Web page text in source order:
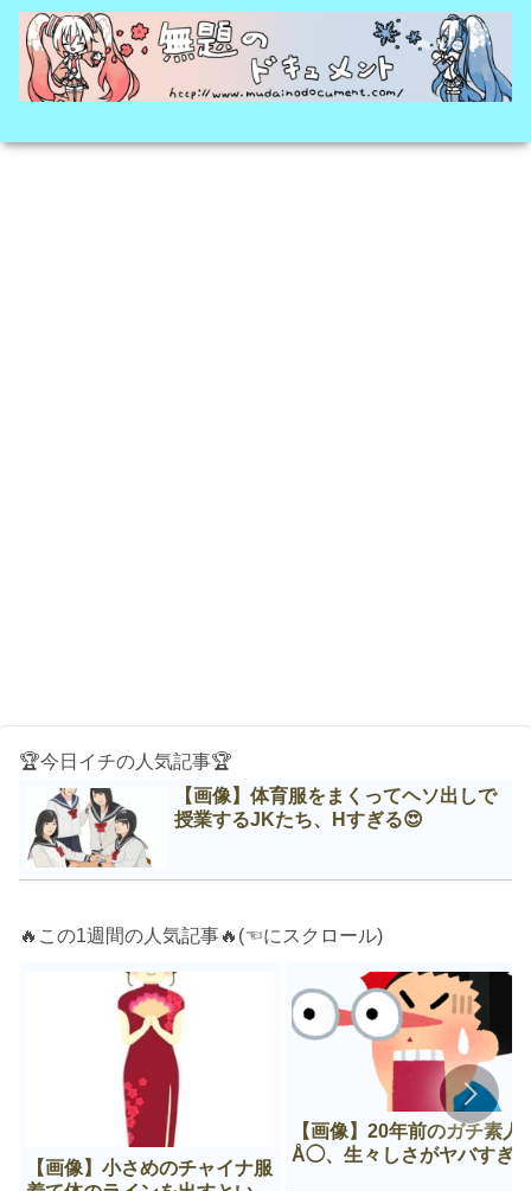
🏆今日イチの人気記事🏆
【画像】体育服をまくってヘソ出しで
授業するJKたち、Нすぎる😍
🔥この1週間の人気記事🔥(☜にスクロール)
【画像】小さめのチャイナ服
【画像】20年前のガチ素人
Å◯、生々しさがヤバすぎ